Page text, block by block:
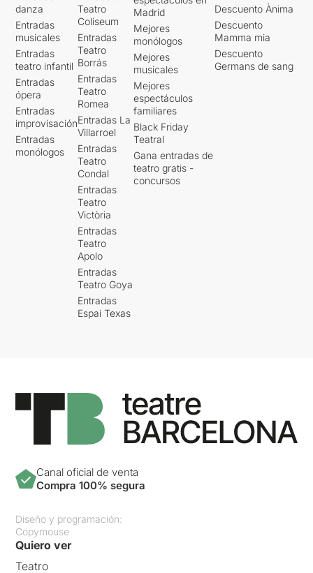
danza
Entradas
musicales
Entradas
teatro infantil
Entradas
ópera
Entradas
improvisación
Entradas
monólogos
Teatro
Coliseum
Entradas
Teatro
Borrás
Entradas
Teatro
Romea
Entradas La
Villarroel
Entradas
Teatro
Condal
Entradas
Teatro
Victòria
Entradas
Teatro
Apolo
Entradas
Teatro Goya
Entradas
Espai Texas
Madrid
Mejores
monólogos
Mejores
musicales
Mejores
espectáculos
familiares
Black Friday
Teatral
Gana entradas de
teatro gratis -
concursos
Descuento Ànima
Descuento
Mamma mia
Descuento
Germans de sang
Canal oficial de venta
Compra 100% segura
Diseño y programación:
Copymouse
Quiero ver
Teatro